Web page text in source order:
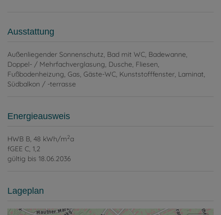
Ausstattung
Außenliegender Sonnenschutz Bad mit WC Badewanne
Doppel- / Mehrfachverglasung Dusche Fliesen
Fußbodenheizung Gas Gäste-WC Kunststofffenster Laminat
Südbalkon / -terrasse
Energieausweis
HWB B, 48 kWh/m2a
fGEE C, 1,2
gültig bis 18.06.2036
Lageplan